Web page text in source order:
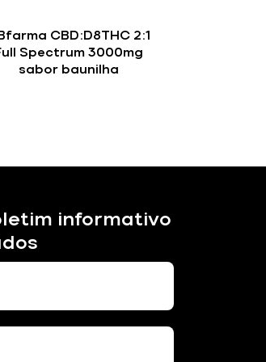
CBD:D8THC 2:1
Spectrum 3000mg
sabor baunilha
informativo